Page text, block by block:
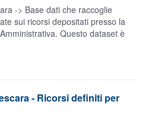
-> Base dati che raccoglie
sui ricorsi depositati presso la
Questo dataset è
- Ricorsi definiti per